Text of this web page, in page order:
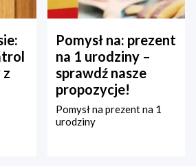
Pomysł na: prezent
na 1 urodziny –
sprawdź nasze
propozycje!
Pomysł na prezent na 1
urodziny